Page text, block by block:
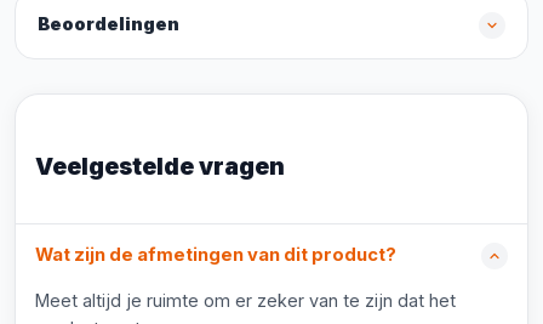
Beoordelingen
Veelgestelde vragen
Wat zijn de afmetingen van dit product?
Meet altijd je ruimte om er zeker van te zijn dat het